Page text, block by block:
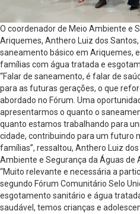
O coordenador de Meio Ambiente e
Ariquemes, Anthero Luiz dos
saneamento básico em Ariquemes,
famílias com água tratada e
“Falar de saneamento, é falar de
para as futuras gerações, o que
abordado no Fórum. Uma
apresentarmos o quanto o
quanto estamos trabalhando para
cidade, contribuindo para um futuro
famílias”, ressaltou, Anthero Luiz
Ambiente e Segurança da Águas de
“Muito relevante e necessária a
segundo Fórum Comunitário Selo
esgotamento sanitário e água
saudável, temos crianças e